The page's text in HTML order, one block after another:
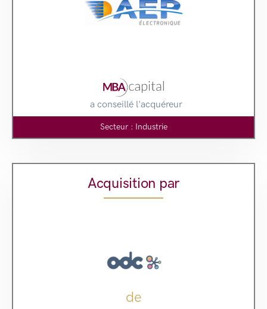
a conseillé l'acquéreur
Secteur : Industrie
Acquisition par
de